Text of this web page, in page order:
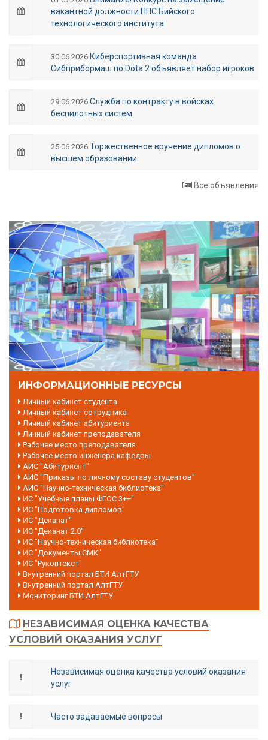
вакантной должности ППС Бийского
технологического института
30.06.2026 Киберспортивная команда
Сибприбормаш по Dota 2 объявляет набор игроков
29.06.2026 Служба по контракту в войсках
беспилотных систем
25.06.2026 Торжественное вручение дипломов о
высшем образовании
Все объявления
ИНФОРМАЦИОННЫЕ РЕСУРСЫ
Личный кабинет студента
Личный кабинет сотрудника
Личный кабинет абитуриента
Личный кабинет преподавателя
Рабочее место преподавателя
Рабочее место инженера кафедры
АИС "Абитуриент"
АИС "Приказы по личному составу студентов"
АИС "Научно-техническая библиотека"
ИС "Учебные планы ФГОС 3++"
ИС "Подготовка дипломов"
ИС "Деканат"
ИС "Деканат 2.0"
ИС "Научно-техническая библиотека"
ИС "Документы СМК"
ИС "Руконтекст"
Внутренний портал БТИ АлтГТУ
Внутренний портал АлтГТУ
Мониторинг БТИ АлтГТУ
НЕЗАВИСИМАЯ ОЦЕНКА КАЧЕСТВА
УСЛОВИЙ ОКАЗАНИЯ УСЛУГ
Независимая оценка качества условий оказания
услуг
Часто задаваемые вопросы